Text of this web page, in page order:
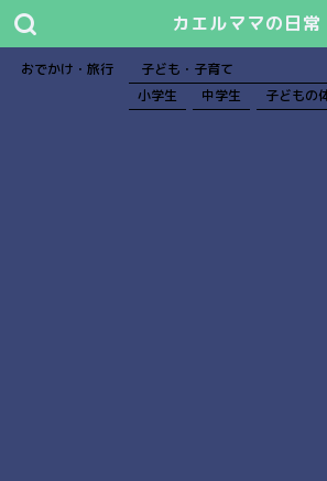
カエルママの日常
おでかけ・旅行
子ども・子育て
小学生
中学生 子どもの